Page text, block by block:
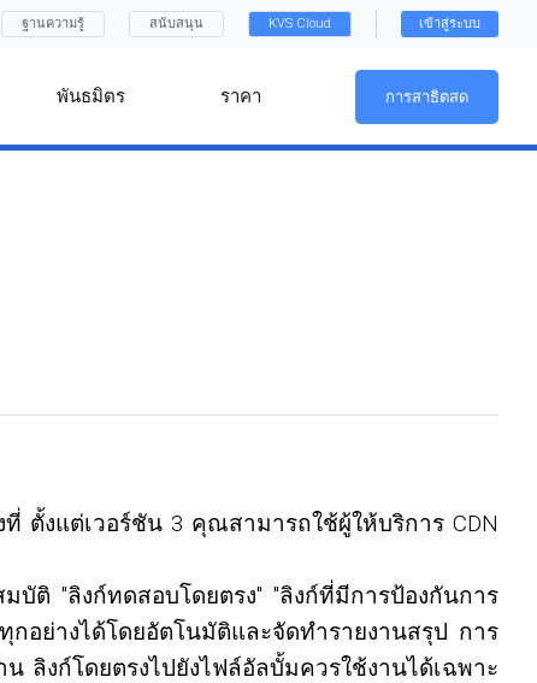
ฐานความรู้ สนับสนุน KVS Cloud เข้าสู่ระบบ
พันธมิตร ราคา การสาธิตสด
ตั้งแต่เวอร์ชัน 3 คุณสามารถใช้ผู้ให้บริการ CDN
บัติ "ลิงก์ทดสอบโดยตรง" "ลิงก์ที่มีการป้องกันการ
อย่างได้โดยอัตโนมัติและจัดทำรายงานสรุป การ
ลิงก์โดยตรงไปยังไฟล์อัลบั้มควรใช้งานได้เฉพาะ